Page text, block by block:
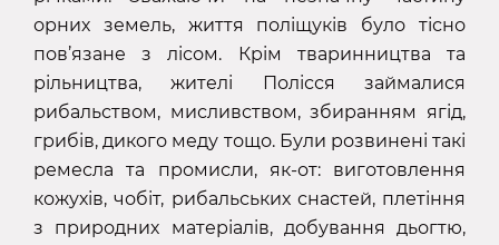
орних земель, життя поліщуків було тісно
пов’язане з лісом. Крім тваринництва та
рільництва, жителі Полісся займалися
рибальством, мисливством, збиранням ягід,
грибів, дикого меду тощо. Були розвинені такі
ремесла та промисли, як-от: виготовлення
кожухів, чобіт, рибальських снастей, плетіння
з природних матеріалів, добування дьогтю,